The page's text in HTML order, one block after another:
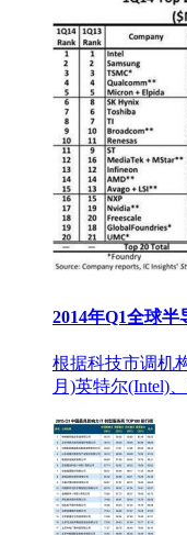
2014年Q1全球
根据科技市调机
月)英特尔(Intel)